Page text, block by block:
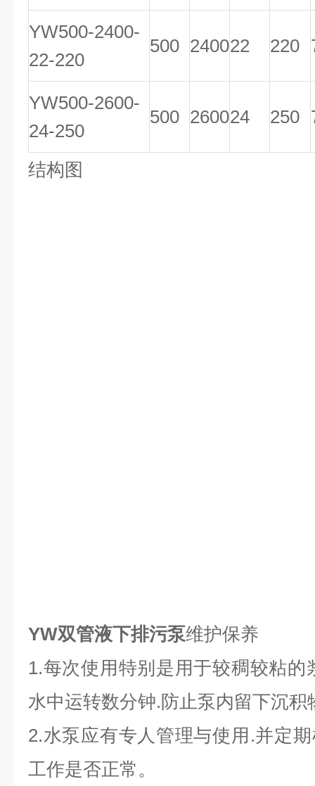
YW500-2400-
22-220
500 240022 220
YW500-2600-
24-250
500 260024 250
结构图
YW双管液下排污泵维护保养
1.每次使用特别是用于较稠较粘
水中运转数分钟.防止泵内留下沉积
2.水泵应有专人管理与使用.并定
工作是否正常。